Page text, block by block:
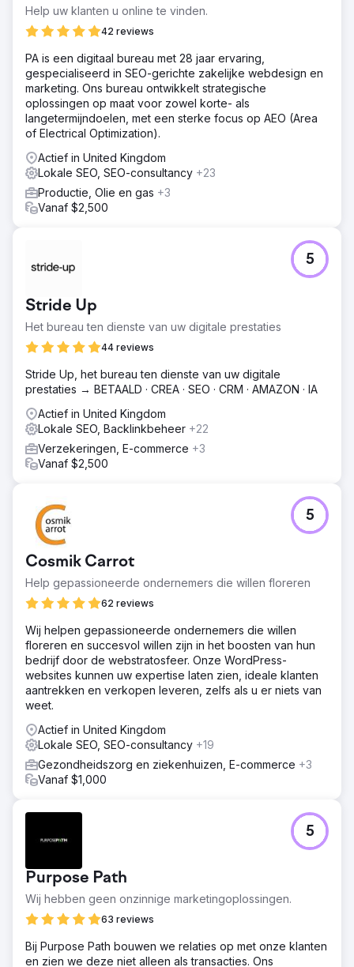
Help uw klanten u online te vinden.
42 reviews
PA is een digitaal bureau met 28 jaar ervaring,
gespecialiseerd in SEO-gerichte zakelijke webdesign en
marketing. Ons bureau ontwikkelt strategische
oplossingen op maat voor zowel korte- als
langetermijndoelen, met een sterke focus op AEO (Area
of Electrical Optimization).
Actief in United Kingdom
Lokale SEO, SEO-consultancy +23
Productie, Olie en gas +3
Vanaf $2,500
Stride Up
Het bureau ten dienste van uw digitale prestaties
44 reviews
5
Stride Up, het bureau ten dienste van uw digitale
prestaties → BETAALD · CREA · SEO · CRM · AMAZON · IA
Actief in United Kingdom
Lokale SEO, Backlinkbeheer +22
Verzekeringen, E-commerce +3
Vanaf $2,500
Cosmik Carrot
Help gepassioneerde ondernemers die willen floreren
62 reviews
5
Wij helpen gepassioneerde ondernemers die willen
floreren en succesvol willen zijn in het boosten van hun
bedrijf door de webstratosfeer. Onze WordPress-
websites kunnen uw expertise laten zien, ideale klanten
aantrekken en verkopen leveren, zelfs als u er niets van
weet.
Actief in United Kingdom
Lokale SEO, SEO-consultancy +19
Gezondheidszorg en ziekenhuizen, E-commerce +3
Vanaf $1,000
Purpose Path
Wij hebben geen onzinnige marketingoplossingen.
63 reviews
5
Bij Purpose Path bouwen we relaties op met onze klanten
en zien we deze niet alleen als transacties. Ons